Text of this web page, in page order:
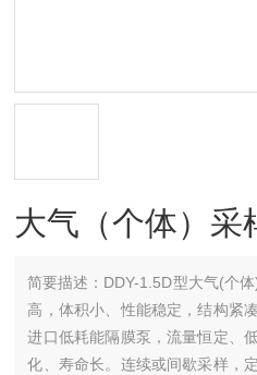
大气（个体）采
简要描述： DDY-1.5D型大气(个
高，体积小、性能稳定，结构紧
进口低耗能隔膜泵，流量恒定、
化、寿命长。连续或间歇采样，